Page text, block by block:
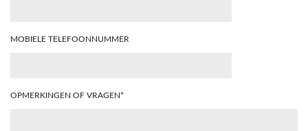
MOBIELE TELEFOONNUMMER
OPMERKINGEN OF VRAGEN*